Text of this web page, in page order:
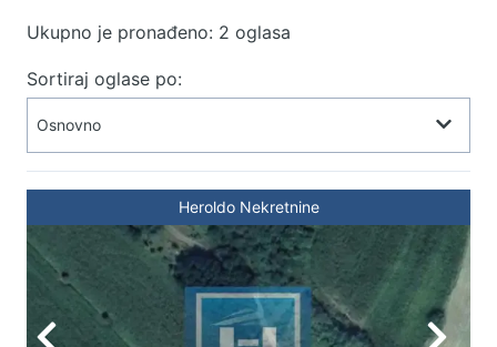
Ukupno je pronađeno: 2 oglasa
Sortiraj oglase po:
Heroldo Nekretnine